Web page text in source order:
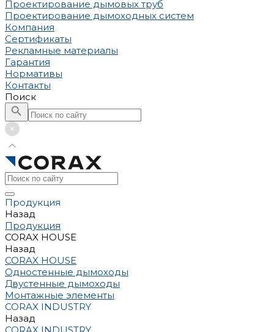
Проектирование дымовых труб
Проектирование дымоходных систем
Компания
Сертификаты
Рекламные материалы
Гарантия
Нормативы
Контакты
Поиск
Продукция
Назад
Продукция
CORAX HOUSE
Назад
CORAX HOUSE
Одностенные дымоходы
Двустенные дымоходы
Монтажные элементы
CORAX INDUSTRY
Назад